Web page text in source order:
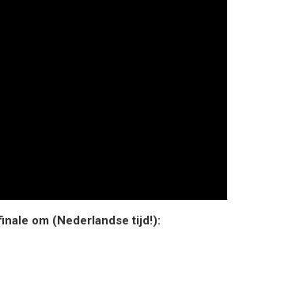
om (Nederlandse tijd!):